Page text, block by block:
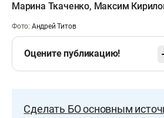
Марина Ткаченко, Максим
Фото: Андрей Титов
Оцените публикацию!
Сделать БО основным